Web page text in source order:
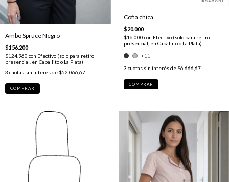
Ambo Spruce Negro
$156.200
$124.960 con Efectivo (solo para retiro
presencial, en Caballito o La Plata)
3 cuotas sin interés de $52.066,67
COMPRAR
Cofia chica
$20.000
$16.000 con Efectivo (solo para retiro
presencial, en Caballito o La Plata)
+11
3 cuotas sin interés de $6.666,67
COMPRAR